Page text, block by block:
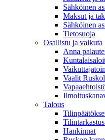
Sähköinen
Maksut ja
Sähköinen
Tietosuoja
Osallistu ja vaikuta
Anna
Vaalit
Talous
Hankinnat